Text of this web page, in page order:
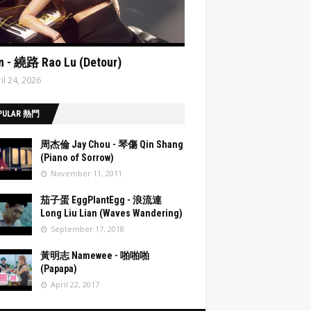
- 繞路 Rao Lu (Detour)
24, 2026
熱門
周杰倫 Jay Chou - 琴傷 Qin Shang
(Piano of Sorrow)
November 11, 2011
茄子蛋 EggPlantEgg - 浪流連
Long Liu Lian (Waves Wandering)
September 17, 2018
黃明志 Namewee - 啪啪啪
(Papapa)
April 22, 2017